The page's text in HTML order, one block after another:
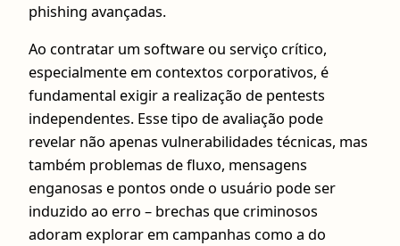
phishing avançadas.
Ao contratar um software ou serviço crítico,
especialmente em contextos corporativos, é
fundamental exigir a realização de pentests
independentes. Esse tipo de avaliação pode
revelar não apenas vulnerabilidades técnicas, mas
também problemas de fluxo, mensagens
enganosas e pontos onde o usuário pode ser
induzido ao erro – brechas que criminosos
adoram explorar em campanhas como a do